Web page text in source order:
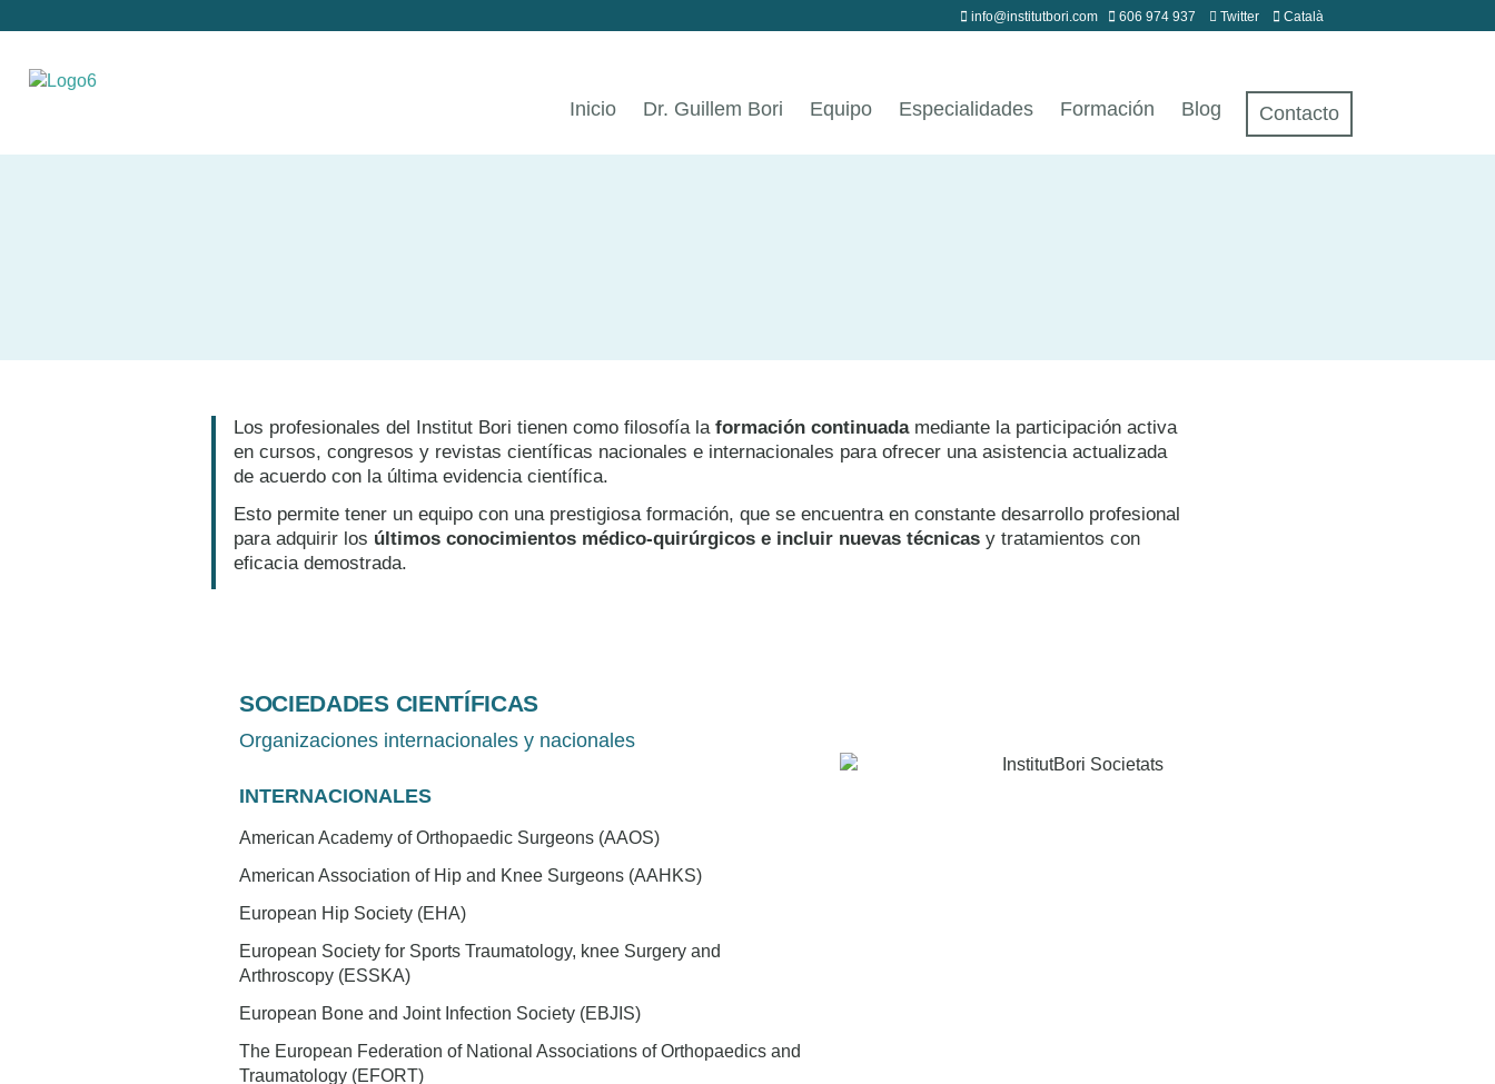
info@institutbori.com 606 974 937 Twitter Català
Inicio Dr. Guillem Bori Equipo Especialidades Formación Blog Contacto
Los profesionales del Institut Bori tienen como filosofía la formación continuadamediante la participación activa
en cursos, congresos y revistas científicas nacionales e internacionales para ofrecer una asistencia actualizada
de acuerdo con la última evidencia científica.
Esto permite tener un equipo con una prestigiosa formación, que se encuentra en constante desarrollo profesional
para adquirir los últimos conocimientos médico-quirúrgicos e incluir nuevas técnicas y tratamientos con
eficacia demostrada.
SOCIEDADES CIENTÍFICAS
Organizaciones internacionales y nacionales
INTERNACIONALES
American Academy of Orthopaedic Surgeons (AAOS)
American Association of Hip and Knee Surgeons (AAHKS)
European Hip Society (EHA)
European Society for Sports Traumatology, knee Surgery and
Arthroscopy (ESSKA)
European Bone and Joint Infection Society (EBJIS)
The European Federation of National Associations of Orthopaedics and
Traumatology (EFORT)